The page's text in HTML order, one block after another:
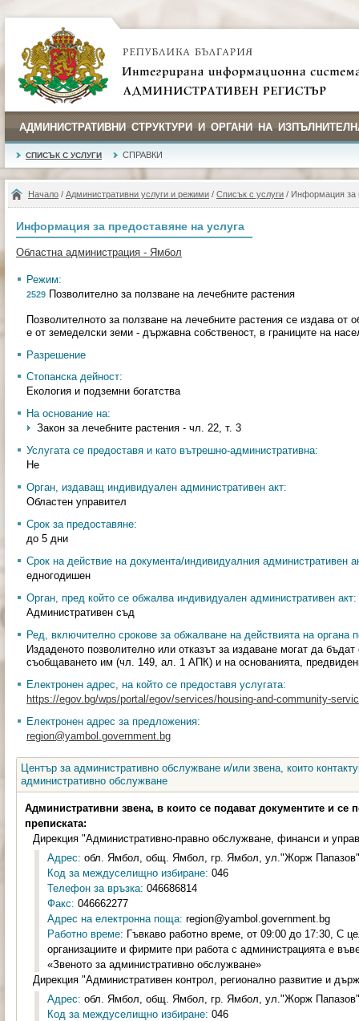
АДМИНИСТРАТИВНИ СТРУКТУРИ И ОРГАНИ НА
СПИСЪК С УСЛУГИ СПРАВКИ
Начало / Административни услуги и режими / Списък с услуги / Информация за
Информация за предоставяне на услуга
Областна администрация - Ямбол
Режим:
2529 Позволително за ползване на лечебните растения
Позволителното за ползване на лечебните растения се издава от
е от земеделски земи - държавна собственост, в границите на
Разрешение
Стопанска дейност:
Екология и подземни богатства
На основание на:
Закон за лечебните растения - чл. 22, т. 3
Услугата се предоставя и като вътрешно-административна:
Не
Орган, издаващ индивидуален административен акт:
Областен управител
Срок за предоставяне:
до 5 дни
Срок на действие на документа/индивидуалния административен
едногодишен
Орган, пред който се обжалва индивидуален административен акт:
Административен съд
Ред, включително срокове за обжалване на действията на органа
Издаденото позволително или отказът за издаване могат да
съобщаването им (чл. 149, ал. 1 АПК) и на основанията,
Електронен адрес, на който се предоставя услугата:
https://egov.bg/wps/portal/egov/services/housing-and-community-
Електронен адрес за предложения:
region@yambol.government.bg
Център за административно обслужване и/или звена, които
административно обслужване
Административни звена, в които се подават документите и се
преписката:
Дирекция "Административно-правно обслужване, финанси и
Адрес: обл. Ямбол, общ. Ямбол, гр. Ямбол, ул."Жорж
Код за междуселищно избиране: 046
Телефон за връзка: 046686814
Факс: 046662277
Адрес на електронна поща: region@yambol.government.bg
Работно време: Гъвкаво работно време, от 09:00 до 17:30, С
организациите и фирмите при работа с администрацията е
«Звеното за административно обслужване»
Дирекция "Административен контрол, регионално развитие и
Адрес: обл. Ямбол, общ. Ямбол, гр. Ямбол, ул."Жорж
Код за междуселищно избиране: 046